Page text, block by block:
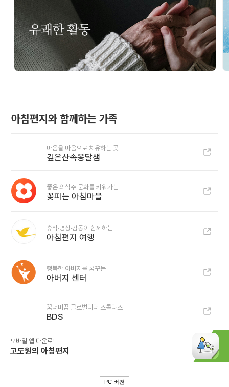
아침편지와 함께하는 가족
마음을 마음으로 치유하는 곳
깊은산속옹달샘
좋은 의식주 문화를 키워가는
꽃피는 아침마을
휴식·명상·감동이 함께하는
아침편지 여행
행복한 아버지를 꿈꾸는
아버지 센터
꿈너머꿈 글로벌리더 스콜라스
BDS
모바일 앱 다운로드
고도원의 아침편지
PC 버전